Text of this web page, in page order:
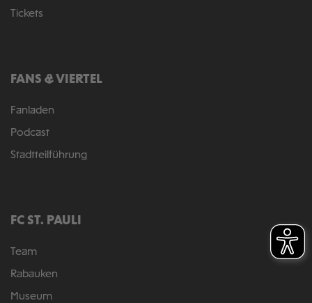
Tickets
FANS & VIERTEL
Fanladen
Podcast
Stadtteilführung
FC ST. PAULI
Team
Rabauken
Museum